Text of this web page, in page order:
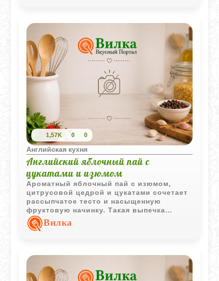
1,57K 0 0
Английская кухня
Английский яблочный пай с
цукатами и изюмом
Ароматный яблочный пай с изюмом,
цитрусовой цедрой и цукатами сочетает
рассыпчатое тесто и насыщенную
фруктовую начинку. Такая выпечка
особенно хорошо подходит для
семейного чаепития.
Вилка